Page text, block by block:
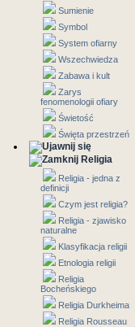
Sumienie
Symbol
System ofiarny
Wszechwiedza
Zabawa i kult
Zarys
fenomenologii ofiary
Świetość
Święta przestrzeń
Religia
Religia - jedna z
definicji
Czym jest religia?
Religia - zjawisko
naturalne
Klasyfikacja religii
Etnologia religii
Religia
Bocheńskiego
Religia Durkheima
Religia Rousseau